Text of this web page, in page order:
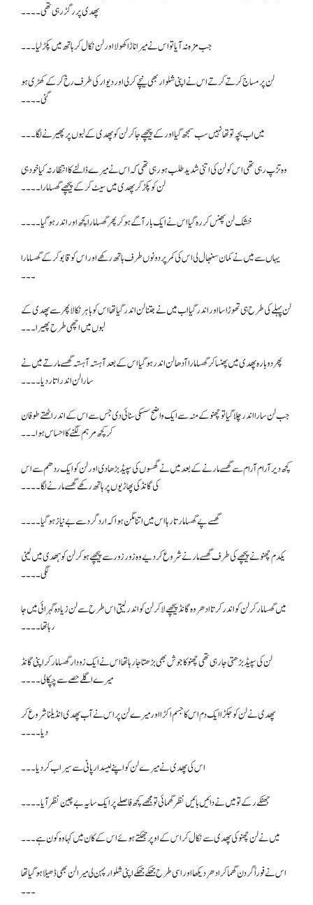
پھدی پر رگڑ رہی تھی۔۔۔۔
جب مزہ نہ آیا تو اس نے میرا ناڑا کھولا اور لن نکال کر ہاتھ میں پکڑ لیا۔۔۔
لن پر مساج کرتے کرتے اس نے اپنی شلوار بھی نیچے کر لی اور دیوار کی طرف رخ کرکے کھڑی ہو
گئی۔۔۔۔
میں اب بچہ تو تھا نہیں سب سمجھ گیا اور کے پیچھے جا کر لن کو پھدی کے لبوں پر پھیرنے لگا۔۔۔
وہ تڑپ رہی تھی اس کو لن کی اتنی شدید طلب ہو رہی تھی کہ اس نے میرے ڈالنے کا انتظار نہ کیا خود ہی
لن کو پکڑ کر پھدی میں سیٹ کرکے پیچھے گھسا مارا ۔۔۔۔
خشک لن پھنس کر رہ گیا اس نے ایک بار آگے ہو کر پھر گھسا مارا کچھ اور اندر ہو گیا۔۔۔۔
یہاں سے میں نے کمان سنبھال لی اس کی کمر پر دونوں طرف ہاتھ رکھے اور اس کو قابو کرکے گھسا مارا
۔۔۔
لن پہلے کی طرح ہی تھوڑا سا اور اندر گیا اب میں نے جتنا لن اندر گیا تھا اس کو باہر نکالا پھر سے پھدی کے
لبوں میں اچھی طرح پھیرا ۔۔۔
پھر دوبارہ پھدی میں پھنسا کر گھسا مارا آدھا لن اندر ہو گیا اس کے بعد آہستہ آہستہ گھسے مارتے میں نے
سارا لن اندر اتار دیا۔۔۔۔
جب لن سارا اندر چلا گیا تو چھنو کے منہ سے ایک واضح سسکی سنائی دی جس سے اس کے اندر اٹھتے طوفان
کر کچھ مرہم لگنے کا احساس ہوا۔۔۔
کچھ دیر آرام آرام سے گھسے مارنے کے بعد میں نے گھسوں کی سپیڈ بڑھا دی اور لن کو ایک ردھم سے اس
کی گانڈ کی پھاڑیوں پر ہاتھ رکھے گھسے مارنے لگا۔۔۔۔
گھسے پے گھسا مارتا رہا اس میں اتنا مگن ہوا کہ ارد گرد سے بے نیاز ہو گیا ۔۔۔۔
یکدم چھنو نے پیچھے کی طرف گھسے مارنے شروع کردیے وہ زور زور سے پیچھے ہو کر لن کو ہھدی میں لینی
لگی۔۔۔۔
میں گھسا مار کر لن کو اندر کرتا ادھر وہ گانڈ پیچھے لا کر لن کو اندر لیتی اس طرح سے لن زیادہ گہرائی میں جا
رہا تھا۔۔۔۔
لن کی سپیڈ بڑھتی جا رہی تھی چھنو کا جوش بھی بڑھتا جا رہا تھا اس نے ایک زودار گھسا مار کر اپنی گانڈ
میرے اگلے حصے سے چپکا لی ۔۔۔۔
پھدی نے لن کو جکڑا ایک دم اس کا جسم اکڑا اور میرے لن پر اس نے آب پھدی انڈیلنا شروع کر
دیا۔۔۔۔
اس کی پھدی نے میرے لن کو اپنے لیسدار پانی سے سیراب کر دیا۔۔۔
جھٹکے رکے تو میں نے دائیں بائیں نظر گھمائی تو مجھے کچھ فاصلے پر ایک سایہ بے چین نظر آیا ۔۔۔۔
میں نے لن چھنو کی پھدی سے نکال کر اس کے اوپر جھکتے ہوئے اس کے کان میں کہا وہ کون ہے۔۔۔
اس نے فوراً گردن گھما کر ادھر دیکھا اور اسی طرح جھکے جھکے اپنی شلوار پہن لی میرا لن بھی ڈھیلا ہوگیا تھا
۔۔۔